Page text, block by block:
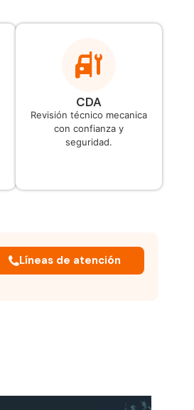
CDA
Revisión técnico mecanica
con confianza y
seguridad.
Líneas de atención